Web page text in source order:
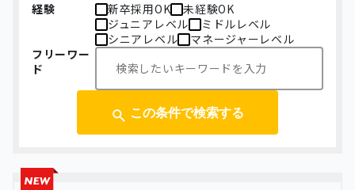
経験 新卒採用OK
未経験OK
ジュニアレベル
ミドルレベル
シニアレベル
マネージャーレベル
フリーワー
ド
この条件で検索する